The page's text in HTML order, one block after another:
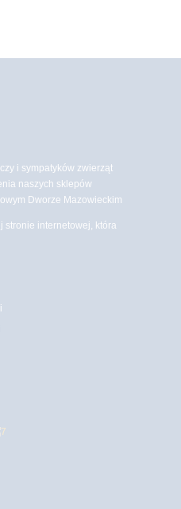
i sympatyków zwierząt
naszych sklepów
Dworze Mazowieckim
stronie internetowej, która